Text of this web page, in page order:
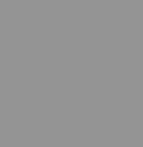
registrarte